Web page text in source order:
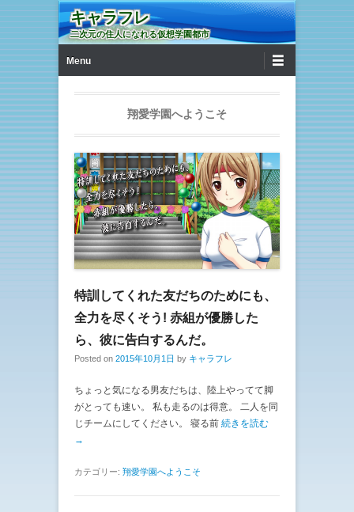
キャラフレ
二次元の住人になれる仮想学園都市
Menu
翔愛学園へようこそ
特訓してくれた友だちのためにも、
全力を尽くそう! 赤組が優勝した
ら、彼に告白するんだ。
Posted on 2015年10月1日 by キャラフレ
ちょっと気になる男友だちは、陸上やってて脚
がとっても速い。 私も走るのは得意。 二人を同
じチームにしてください。 寝る前 続きを読む
→
カテゴリー: 翔愛学園へようこそ